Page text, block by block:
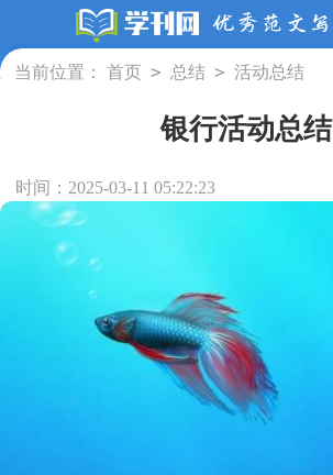
当前位置： 首页 > 总结 > 活动总结
银行活动总结
时间：2025-03-11 05:22:23